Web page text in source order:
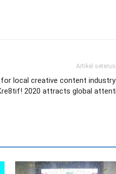
Artikel
local creative content
2020 attracts global